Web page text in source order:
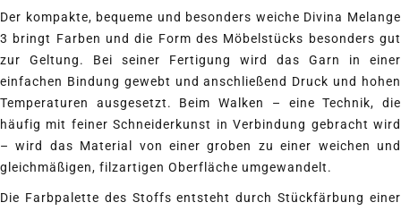
Der kompakte, bequeme und besonders weiche Divina Melange
3 bringt Farben und die Form des Möbelstücks besonders gut
zur Geltung. Bei seiner Fertigung wird das Garn in einer
einfachen Bindung gewebt und anschließend Druck und hohen
Temperaturen ausgesetzt. Beim Walken – eine Technik, die
häufig mit feiner Schneiderkunst in Verbindung gebracht wird
– wird das Material von einer groben zu einer weichen und
gleichmäßigen, filzartigen Oberfläche umgewandelt.
Die Farbpalette des Stoffs entsteht durch Stückfärbung einer